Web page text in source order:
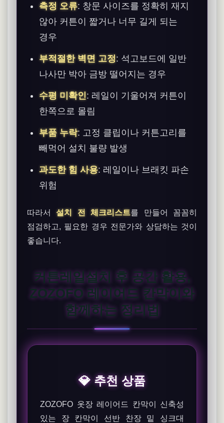
측정 오류: 창문 사이즈를 정확히 재지
않아 커튼이 짧거나 너무 길게 되는
경우
부적절한 벽면 고정: 석고보드에 일반
나사만 박아 금방 떨어지는 경우
수평 미확인: 레일이 기울어져 커튼이
한쪽으로 몰림
부품 누락: 고정 클립이나 커튼고리를
빼먹어 설치 불량 발생
과도한 힘 사용: 레일이나 브래킷 파손
위험
따라서설치 전 체크리스트를 만들어 꼼꼼히
점검하고, 필요한 경우 전문가와 상담하는 것이
좋습니다.
커튼레일설치 후 공간 활용,
ZOZOFO 레이어드 칸막이와
함께하는 정리법
💎 추천 상품
ZOZOFO 옷장 레이어드 칸막이 신축성
있는 장 칸막이 선반 찬장 밑 싱크대